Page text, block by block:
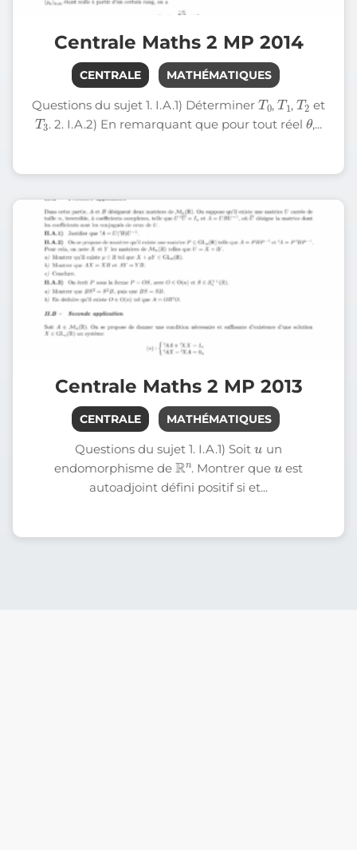
Centrale Maths 2 MP 2014
CENTRALE MATHÉMATIQUES
Questions du sujet 1. I.A.1) Déterminer
T
0
,
T
1
,
T
2
et
T
3
. 2. I.A.2) En remarquant que pour tout réel
θ
,...
Centrale Maths 2 MP 2013
CENTRALE MATHÉMATIQUES
Questions du sujet 1. I.A.1) Soit
un
endomorphisme de
R
n
. Montrer que
est
autoadjoint défini positif si et...